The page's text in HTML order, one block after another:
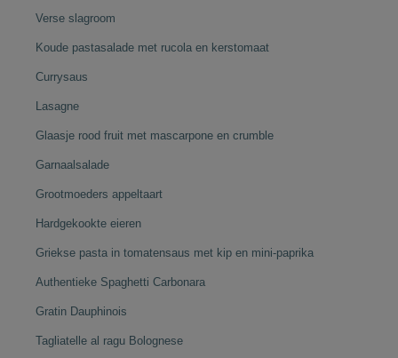
Verse slagroom
Koude pastasalade met rucola en kerstomaat
Currysaus
Lasagne
Glaasje rood fruit met mascarpone en crumble
Garnaalsalade
Grootmoeders appeltaart
Hardgekookte eieren
Griekse pasta in tomatensaus met kip en mini-paprika
Authentieke Spaghetti Carbonara
Gratin Dauphinois
Tagliatelle al ragu Bolognese